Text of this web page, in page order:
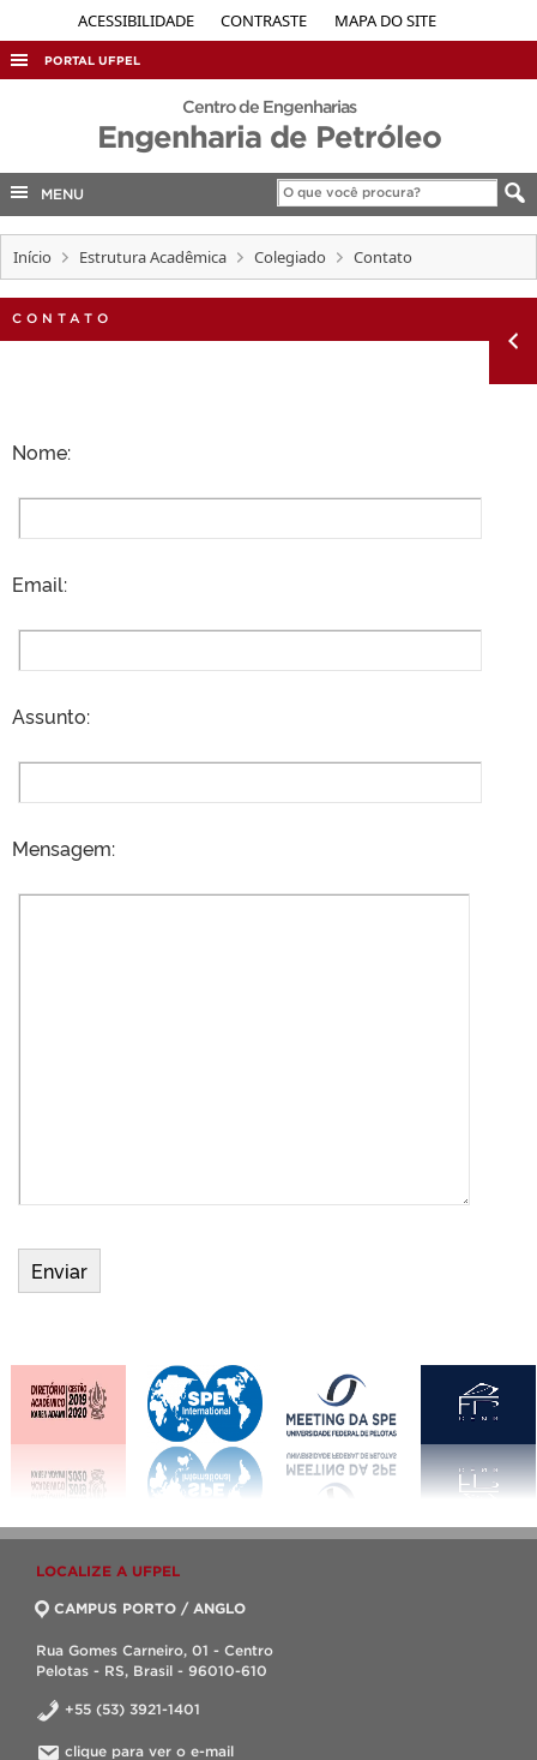
ACESSIBILIDADE CONTRASTE MAPA DO SITE
PORTAL UFPEL
ACESSO À INFORMAÇÃO
AUDITORIA
EDITAIS
Centro de Engenharias
Engenharia de Petróleo
MENU
Início Estrutura Acadêmica Colegiado Contato
CONTATO
Nome:
Email:
Assunto:
Mensagem:
LOCALIZE A UFPEL
CAMPUS PORTO / ANGLO
Rua Gomes Carneiro, 01 - Centro
Pelotas - RS, Brasil - 96010-610
+55 (53) 3921-1401
clique para ver o e-mail